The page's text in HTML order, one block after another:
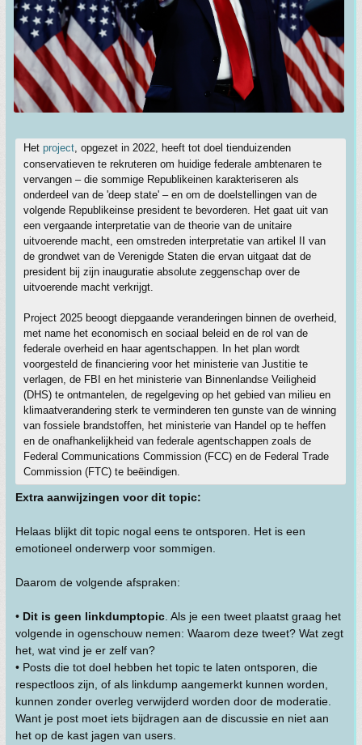
Het project, opgezet in 2022, heeft tot doel tienduizenden
conservatieven te rekruteren om huidige federale ambtenaren te
vervangen – die sommige Republikeinen karakteriseren als
onderdeel van de 'deep state' – en om de doelstellingen van de
volgende Republikeinse president te bevorderen. Het gaat uit van
een vergaande interpretatie van de theorie van de unitaire
uitvoerende macht, een omstreden interpretatie van artikel II van
de grondwet van de Verenigde Staten die ervan uitgaat dat de
president bij zijn inauguratie absolute zeggenschap over de
uitvoerende macht verkrijgt.
Project 2025 beoogt diepgaande veranderingen binnen de overheid,
met name het economisch en sociaal beleid en de rol van de
federale overheid en haar agentschappen. In het plan wordt
voorgesteld de financiering voor het ministerie van Justitie te
verlagen, de FBI en het ministerie van Binnenlandse Veiligheid
(DHS) te ontmantelen, de regelgeving op het gebied van milieu en
klimaatverandering sterk te verminderen ten gunste van de winning
van fossiele brandstoffen, het ministerie van Handel op te heffen
en de onafhankelijkheid van federale agentschappen zoals de
Federal Communications Commission (FCC) en de Federal Trade
Commission (FTC) te beëindigen.
Extra aanwijzingen voor dit topic:
Helaas blijkt dit topic nogal eens te ontsporen. Het is een
emotioneel onderwerp voor sommigen.
Daarom de volgende afspraken:
• Dit is geen linkdumptopic. Als je een tweet plaatst graag het
volgende in ogenschouw nemen: Waarom deze tweet? Wat zegt
het, wat vind je er zelf van?
• Posts die tot doel hebben het topic te laten ontsporen, die
respectloos zijn, of als linkdump aangemerkt kunnen worden,
kunnen zonder overleg verwijderd worden door de moderatie.
Want je post moet iets bijdragen aan de discussie en niet aan
het op de kast jagen van users.